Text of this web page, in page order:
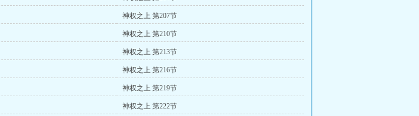
神权之上 第207节
神权之上 第210节
神权之上 第213节
神权之上 第216节
神权之上 第219节
神权之上 第222节